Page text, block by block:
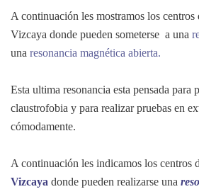
A continuación les mostramos los
Vizcaya donde pueden someterse a una
una resonancia magnética abierta.
Esta ultima resonancia esta pensada para
claustrofobia y para realizar pruebas en
cómodamente.
A continuación les indicamos los centros
Vizcaya donde pueden realizarse una